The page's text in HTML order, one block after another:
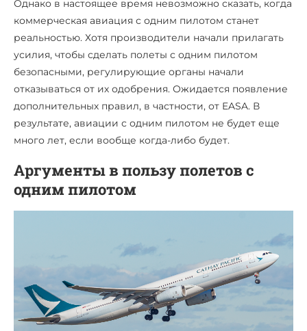
Однако в настоящее время невозможно сказать, когда
коммерческая авиация с одним пилотом станет
реальностью. Хотя производители начали прилагать
усилия, чтобы сделать полеты с одним пилотом
безопасными, регулирующие органы начали
отказываться от их одобрения. Ожидается появление
дополнительных правил, в частности, от EASA. В
результате, авиации с одним пилотом не будет еще
много лет, если вообще когда-либо будет.
Аргументы в пользу полетов с
одним пилотом